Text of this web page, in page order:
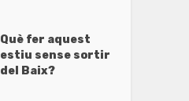
Què fer aquest
estiu sense sortir
del Baix?